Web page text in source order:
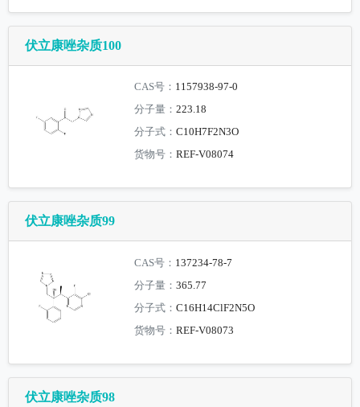
伏立康唑杂质100
CAS号： 1157938-97-0
分子量：223.18
分子式：C10H7F2N3O
货物号：REF-V08074
伏立康唑杂质99
CAS号： 137234-78-7
分子量：365.77
分子式：C16H14ClF2N5O
货物号：REF-V08073
伏立康唑杂质98